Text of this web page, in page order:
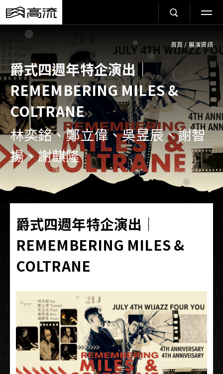
首頁 / 展演資訊
爵式四週年特企演出｜
REMEMBERING MILES &
COLTRANE
林奕銘、鄭立偉、吳昱辰、謝智
揚、謝麒隆
爵式四週年特企演出｜
REMEMBERING MILES &
COLTRANE